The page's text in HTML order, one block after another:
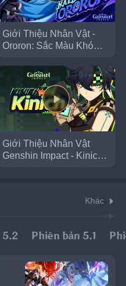
Giới Thiệu Nhân Vật -
Ororon: Sắc Màu Khó
Giới Thiệu Nhân Vật
Genshin Impact - Kinich:
Khác
5.2 Phiên bản 5.1